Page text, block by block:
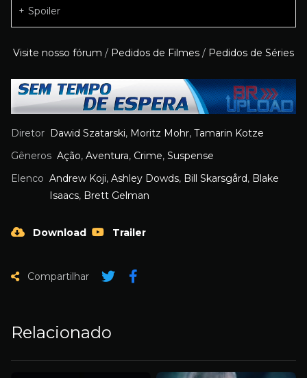
Spoiler
Visite nosso fórum / Pedidos de Filmes / Pedidos de Séries
Diretor Dawid Szatarski, Moritz Mohr, Tamarin Kotze
Gêneros Ação, Aventura, Crime, Suspense
Elenco Andrew Koji, Ashley Dowds, Bill Skarsgård, Blake
Isaacs, Brett Gelman
Download Trailer
Compartilhar
Relacionado